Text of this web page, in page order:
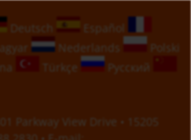
Deutsch
Español
Nederlands
Polski
Türkçe
Русский
Parkway View Drive • 15205